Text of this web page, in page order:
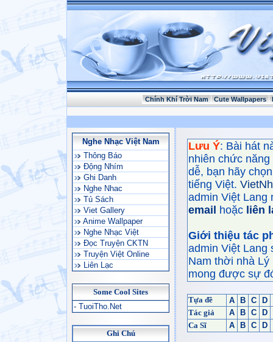
Chính Khí Trời Nam Cute Wallpapers
Nghe Nhạc Việt Nam
Thông Báo
Động Nhím
Ghi Danh
Nghe Nhac
Tủ Sách
Viet Gallery
Anime Wallpaper
Nghe Nhạc Việt
Đọc Truyện CKTN
Truyện Việt Online
Liên Lạc
Some Cool Sites
- TuoiTho.Net
Ghi Chú
Lưu Ý: Bài hát
nhiên chức
dễ, bạn hãy
tiếng Việt.
admin Việt Lang
email
hoặc liên
Giới thiệu tác
admin Việt Lang
Nam thời nhà
mong được sự
Tựa đề A B C
D
Tác giả
A B C
D
Ca Sĩ
A B C D